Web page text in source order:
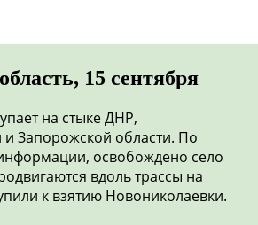
15 сентября
на стыке ДНР,
Запорожской области. По
освобождено село
вдоль трассы на
к взятию Новониколаевки.